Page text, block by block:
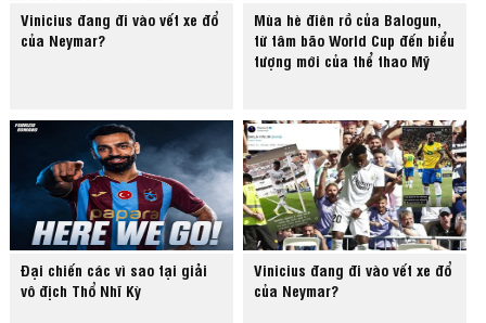
Vinicius đang đi vào vết xe đổ
của Neymar?
Mùa hè điên rồ của Balogun,
từ tâm bão World Cup đến biểu
tượng mới của thể thao Mỹ
Đại chiến các vì sao tại giải
vô địch Thổ Nhĩ Kỳ
Vinicius đang đi vào vết xe đổ
của Neymar?